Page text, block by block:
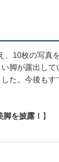
10枚の写真
脚が露出し
た。今後も
を披露！ 】